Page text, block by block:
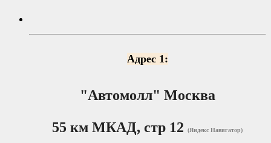
Адрес 1:
"Автомолл" Москва
55 км МКАД, стр 12 (Яндекс Навигатор)